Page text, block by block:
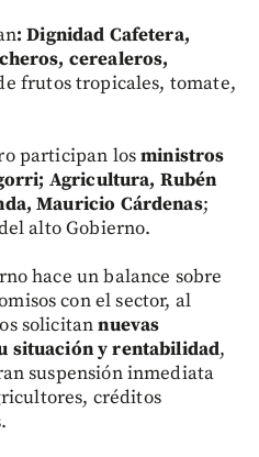
: Dignidad Cafetera,
cerealeros,
frutos tropicales, tomate,
participan losministros
Agricultura, Rubén
Mauricio Cárdenas;
alto Gobierno.
hace un balance sobre
con el sector, al
solicitannuevas
situación y rentabilidad,
suspensión inmediata
créditos